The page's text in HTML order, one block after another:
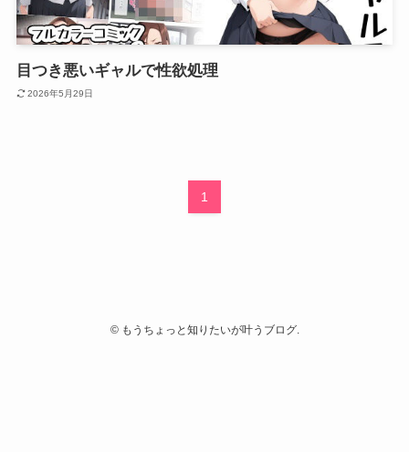
目つき悪いギャルで性欲処理
2026年5月29日
1
©もうちょっと知りたいが叶うブログ.